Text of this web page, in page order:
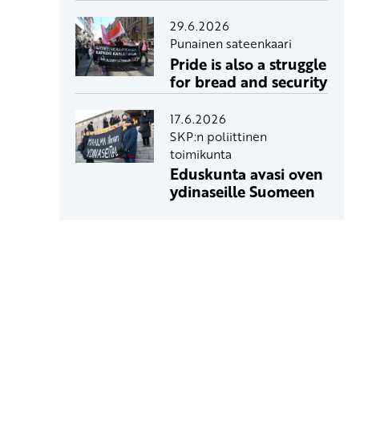
29.6.2026
Punainen sateenkaari
Pride is also a struggle
for bread and security
17.6.2026
SKP:n poliittinen
toimikunta
Eduskunta avasi oven
ydinaseille Suomeen